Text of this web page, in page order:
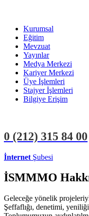
Kurumsal
Eğitim
Mevzuat
Yayınlar
Medya Merkezi
Kariyer Merkezi
Üye İşlemleri
Stajyer İşlemleri
Bilgiye Erişim
0 (212) 315 84 00
İnternet Şubesi
İSMMMO
Geleceğe yönelik
Şeffaflığı, denetimi,